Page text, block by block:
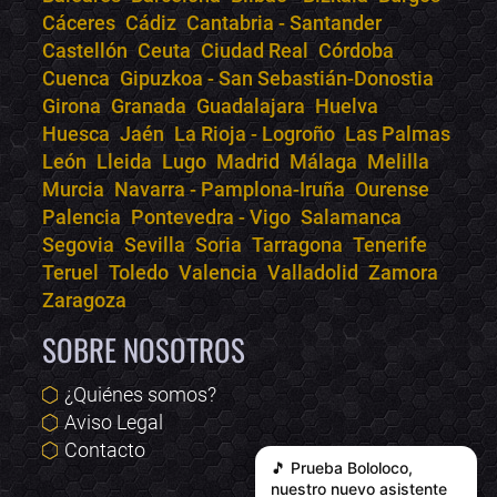
Cáceres Cádiz Cantabria - Santander
Castellón Ceuta Ciudad Real
Córdoba
Cuenca Gipuzkoa - San Sebastián-Donostia
Girona Granada Guadalajara Huelva
Huesca Jaén La Rioja - Logroño Las Palmas
León Lleida Lugo Madrid Málaga Melilla
Murcia Navarra - Pamplona-Iruña Ourense
Palencia Pontevedra - Vigo Salamanca
Segovia Sevilla Soria Tarragona Tenerife
Teruel
Toledo Valencia Valladolid Zamora
Zaragoza
SOBRE NOSOTROS
¿Quiénes somos?
Aviso Legal
Contacto
🎵 Prueba Bololoco,
nuestro nuevo asistente
Online · Te ayudo a encontrar conciertos